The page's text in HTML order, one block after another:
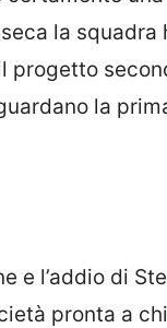
la squadra
la
e l’addio di
pronta a